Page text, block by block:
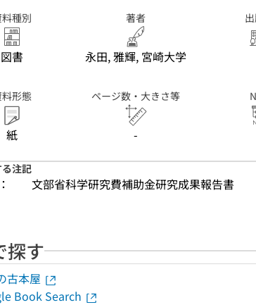
種別
図書
著者
永田, 雅輝, 宮崎大学
形態
紙
ページ数・大きさ等
-
注記
文部省科学研究費補助金研究成果報告書
探す
古本屋
Book Search